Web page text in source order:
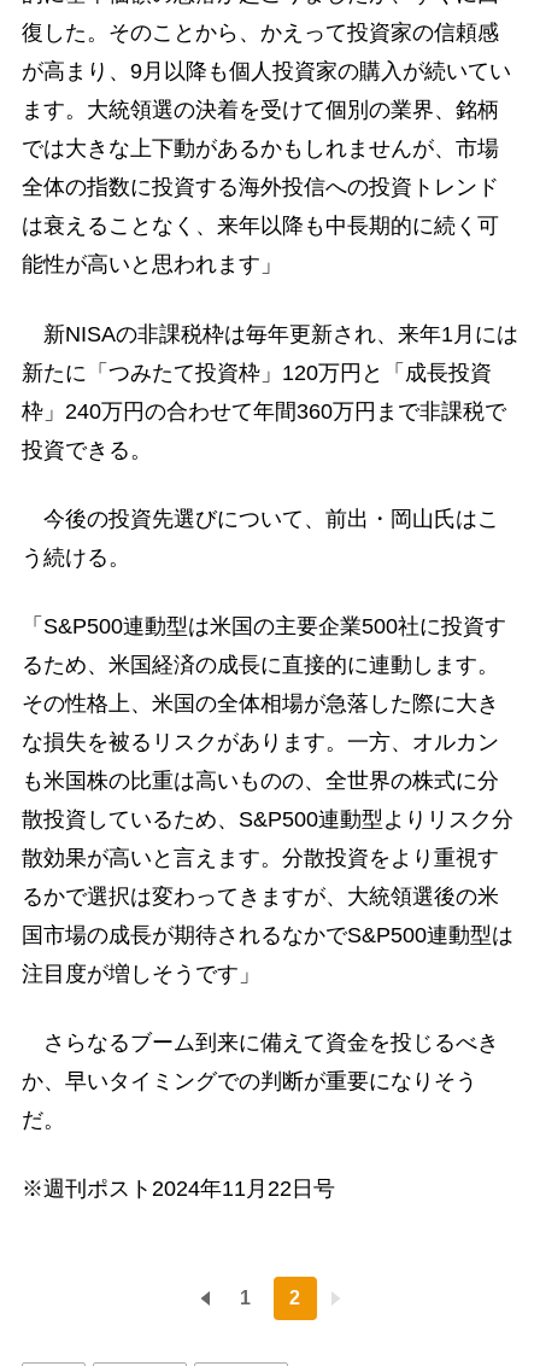
復した。そのことから、かえって投資家の信頼感
が高まり、9月以降も個人投資家の購入が続いてい
ます。大統領選の決着を受けて個別の業界、銘柄
では大きな上下動があるかもしれませんが、市場
全体の指数に投資する海外投信への投資トレンド
は衰えることなく、来年以降も中長期的に続く可
能性が高いと思われます」
新NISAの非課税枠は毎年更新され、来年1月には
新たに「つみたて投資枠」120万円と「成長投資
枠」240万円の合わせて年間360万円まで非課税で
投資できる。
今後の投資先選びについて、前出・岡山氏はこ
う続ける。
「S&P500連動型は米国の主要企業500社に投資す
るため、米国経済の成長に直接的に連動します。
その性格上、米国の全体相場が急落した際に大き
な損失を被るリスクがあります。一方、オルカン
も米国株の比重は高いものの、全世界の株式に分
散投資しているため、S&P500連動型よりリスク分
散効果が高いと言えます。分散投資をより重視す
るかで選択は変わってきますが、大統領選後の米
国市場の成長が期待されるなかでS&P500連動型は
注目度が増しそうです」
さらなるブーム到来に備えて資金を投じるべき
か、早いタイミングでの判断が重要になりそう
だ。
※週刊ポスト2024年11月22日号
1 2